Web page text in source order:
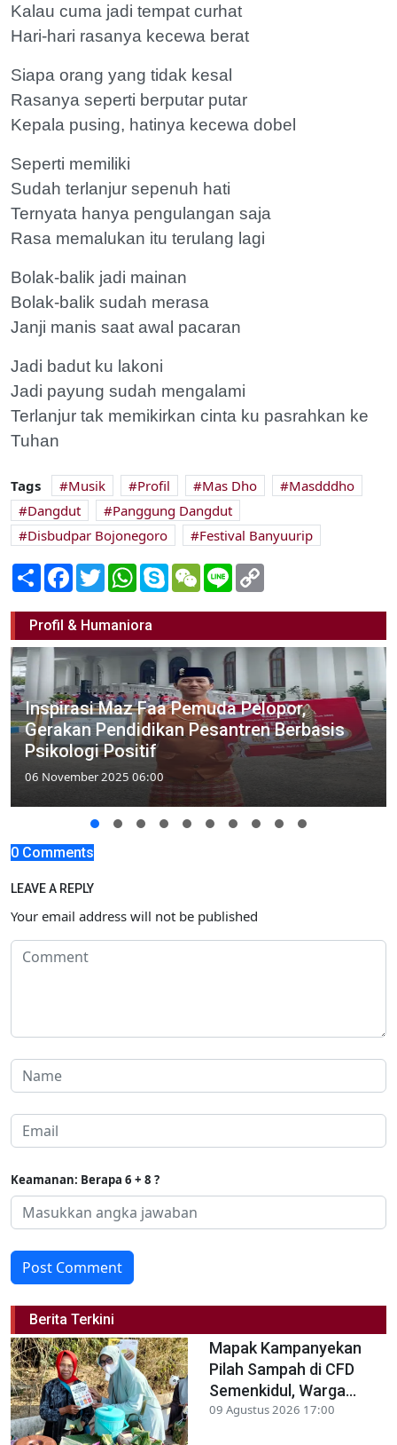
Kalau cuma jadi tempat curhat
Hari-hari rasanya kecewa berat
Siapa orang yang tidak kesal
Rasanya seperti berputar putar
Kepala pusing, hatinya kecewa dobel
Seperti memiliki
Sudah terlanjur sepenuh hati
Ternyata hanya pengulangan saja
Rasa memalukan itu terulang lagi
Bolak-balik jadi mainan
Bolak-balik sudah merasa
Janji manis saat awal pacaran
Jadi badut ku lakoni
Jadi payung sudah mengalami
Terlanjur tak memikirkan cinta ku pasrahkan ke
Tuhan
Tags Musik Profil Mas Dho
Masdddho
Dangdut
Panggung Dangdut
Disbudpar Bojonegoro
Festival Banyuurip
Share Facebook
TwitterWhatsApp
SkypeWeChatLine
Profil & Humaniora
Inspirasi Maz Faa Pemuda Pelopor,
Gerakan Pendidikan Pesantren Berbasis
Psikologi Positif
06 November 2025 06:00
0 Comments
LEAVE A REPLY
Your email address will not be published
Keamanan: Berapa 6 + 8 ?
Post Comment
Berita Terkini
Mapak Kampanyekan
Pilah Sampah di CFD
Semenkidul, Warga...
09 Agustus 2026 17:00